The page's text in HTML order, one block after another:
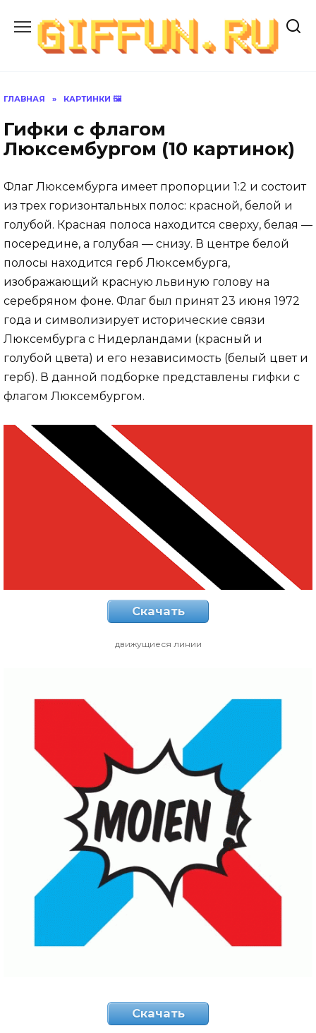
содержанию
ГЛАВНАЯ » КАРТИНКИ 🖼
Гифки с флагом
Люксембургом (10 картинок)
Флаг Люксембурга имеет пропорции 1:2 и состоит
из трех горизонтальных полос: красной, белой и
голубой. Красная полоса находится сверху, белая —
посередине, а голубая — снизу. В центре белой
полосы находится герб Люксембурга,
изображающий красную львиную голову на
серебряном фоне. Флаг был принят 23 июня 1972
года и символизирует исторические связи
Люксембурга с Нидерландами (красный и
голубой цвета) и его независимость (белый цвет и
герб). В данной подборке представлены гифки с
флагом Люксембургом.
Скачать
движущиеся линии
Скачать